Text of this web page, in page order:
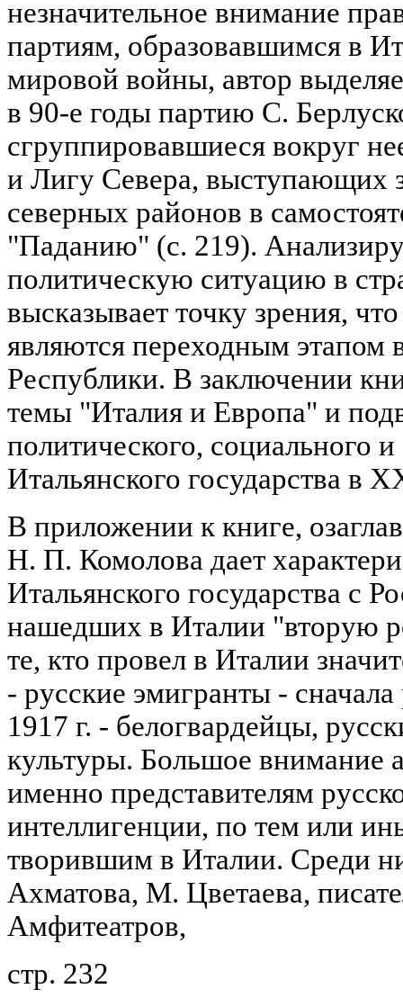
незначительное внимание
партиям, образовавшимся в
мировой войны, автор
в 90-е годы партию С.
сгруппировавшиеся вокруг
и Лигу Севера, выступающих
северных районов в
"Паданию" (с. 219).
политическую ситуацию в
высказывает точку зрения,
являются переходным этапом
Республики. В заключении
темы "Италия и Европа" и
политического, социального
Итальянского государства в
В приложении к книге,
Н. П. Комолова дает
Итальянского государства с
нашедших в Италии "вторую
те, кто провел в Италии
- русские эмигранты -
1917 г. - белогвардейцы,
культуры. Большое внимание
именно представителям
интеллигенции, по тем или
творившим в Италии. Среди
Ахматова, М. Цветаева,
Амфитеатров,
стр. 232